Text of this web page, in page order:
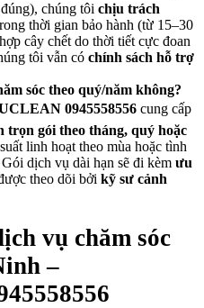
chúng tôi chịu trách
thời gian bảo hành (từ 15–30
cây chết do thời tiết cực đoan
tôi vẫn có chính sách hỗ trợ
sóc theo quý/năm không?
0945558556 cung cấp
trọn gói theo tháng, quý hoặc
linh hoạt theo mùa hoặc tình
dịch vụ dài hạn sẽ đi kèm ưu
theo dõi bởi kỹ sư cảnh
vụ chăm sóc
–